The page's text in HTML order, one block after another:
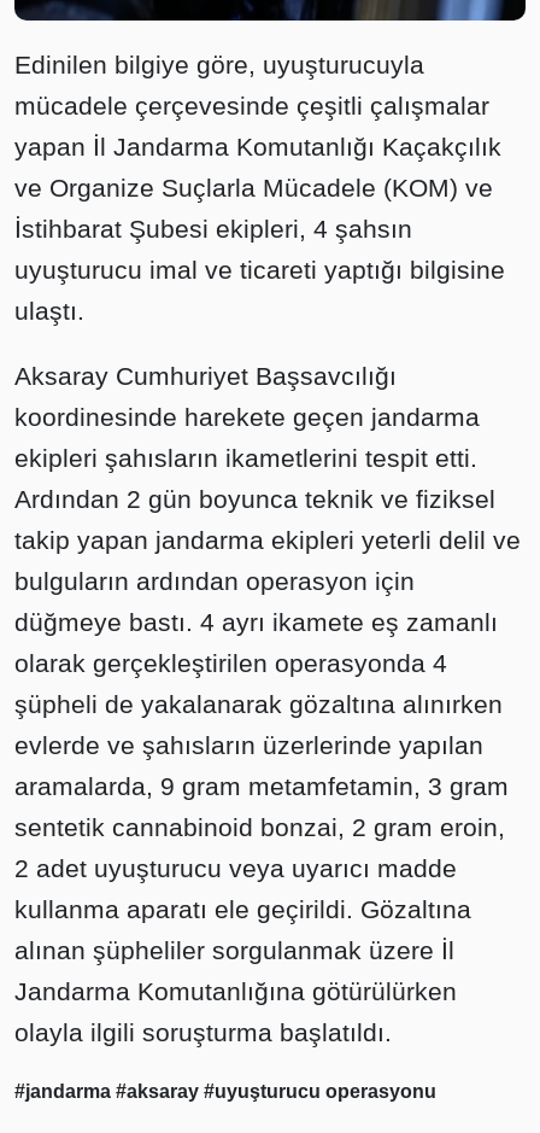
Edinilen bilgiye göre, uyuşturucuyla
mücadele çerçevesinde çeşitli çalışmalar
yapan İl Jandarma Komutanlığı Kaçakçılık
ve Organize Suçlarla Mücadele (KOM) ve
İstihbarat Şubesi ekipleri, 4 şahsın
uyuşturucu imal ve ticareti yaptığı bilgisine
ulaştı.
Aksaray Cumhuriyet Başsavcılığı
koordinesinde harekete geçen jandarma
ekipleri şahısların ikametlerini tespit etti.
Ardından 2 gün boyunca teknik ve fiziksel
takip yapan jandarma ekipleri yeterli delil ve
bulguların ardından operasyon için
düğmeye bastı. 4 ayrı ikamete eş zamanlı
olarak gerçekleştirilen operasyonda 4
şüpheli de yakalanarak gözaltına alınırken
evlerde ve şahısların üzerlerinde yapılan
aramalarda, 9 gram metamfetamin, 3 gram
sentetik cannabinoid bonzai, 2 gram eroin,
2 adet uyuşturucu veya uyarıcı madde
kullanma aparatı ele geçirildi. Gözaltına
alınan şüpheliler sorgulanmak üzere İl
Jandarma Komutanlığına götürülürken
olayla ilgili soruşturma başlatıldı.
#jandarma #aksaray #uyuşturucu operasyonu